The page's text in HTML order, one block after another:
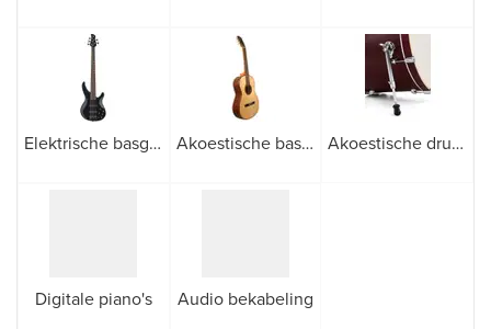
Elektrische basgitaren Akoestische basgitaar Akoestische drums
Digitale piano's Audio bekabeling